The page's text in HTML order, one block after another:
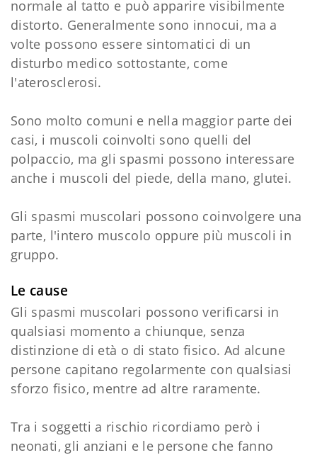
normale al tatto e può apparire visibilmente
distorto. Generalmente sono innocui, ma a
volte possono essere sintomatici di un
disturbo medico sottostante, come
l'aterosclerosi.
Sono molto comuni e nella maggior parte dei
casi, i muscoli coinvolti sono quelli del
polpaccio, ma gli spasmi possono interessare
anche i muscoli del piede, della mano, glutei.
Gli spasmi muscolari possono coinvolgere una
parte, l'intero muscolo oppure più muscoli in
gruppo.
Le cause
Gli spasmi muscolari possono verificarsi in
qualsiasi momento a chiunque, senza
distinzione di età o di stato fisico. Ad alcune
persone capitano regolarmente con qualsiasi
sforzo fisico, mentre ad altre raramente.
Tra i soggetti a rischio ricordiamo però i
neonati, gli anziani e le persone che fanno